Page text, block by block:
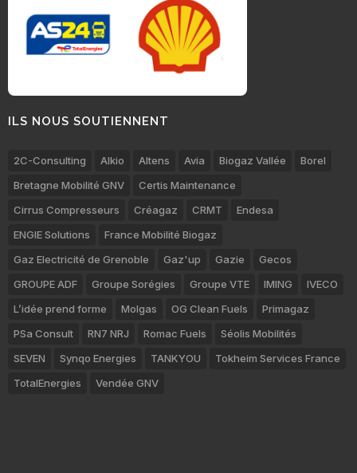
ILS NOUS SOUTIENNENT
2C-Consulting Alkio Altens Avia Biogaz Vallée
Borel
Bretagne Mobilité GNV
Certis Maintenance
Cirrus Compresseurs
Créagaz CRMT
Endesa
ENGIE Solutions
France Mobilité Biogaz
Gaz Electricité de Grenoble
Gaz'up Gazie
Gecos
GROUPE ADF
Groupe Sorégies Groupe VTE IMING
IVECO
L’idée prend forme
Molgas OG Clean Fuels
Primagaz
PSa Consult
RN7 NRJ Romac Fuels
Séolis Mobilités
SEVEN
Synqo Energies TANKYOU
Tokheim Services France
TotalEnergies
Vendée GNV